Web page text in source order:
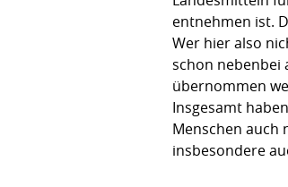
entnehmen ist.
Wer hier also
schon nebenbei
übernommen
Insgesamt
Menschen auch
insbesondere